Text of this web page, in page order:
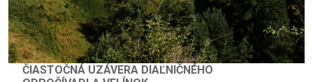
ČIASTOČNÁ UZÁVERA DIAĽNIČNÉHO